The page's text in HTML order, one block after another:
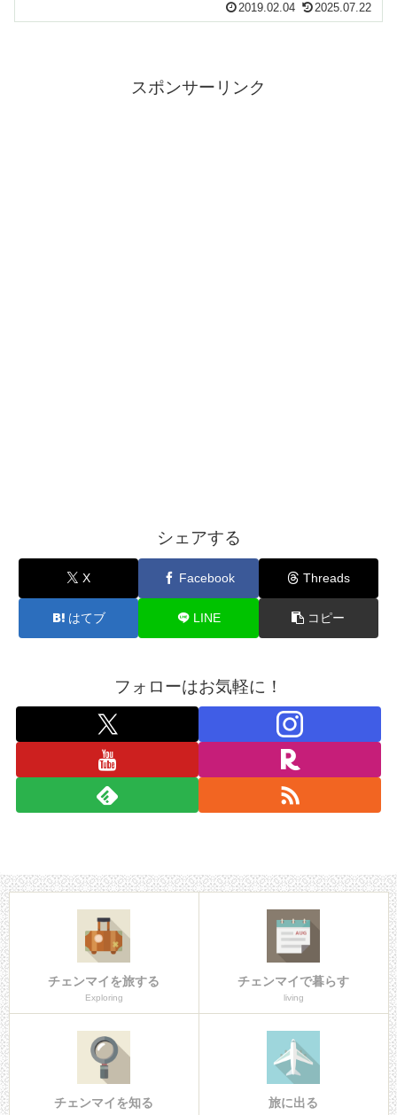
2019.02.04 2025.07.22
スポンサーリンク
シェアする
X Facebook Threads
はてブ LINE コピー
フォローはお気軽に！
チェンマイを旅する
Exploring
チェンマイで暮らす
living
チェンマイを知る 旅に出る